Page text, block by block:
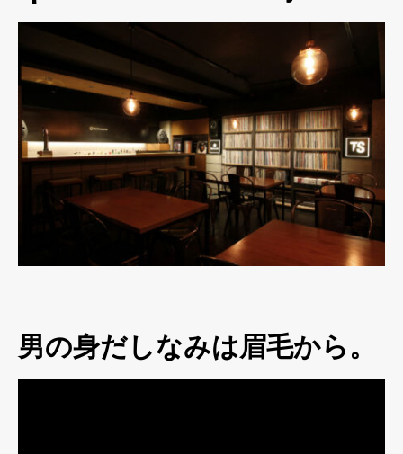
男の身だしなみは眉毛から。